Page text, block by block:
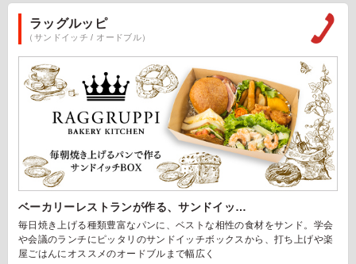
ラッグルッピ
（サンドイッチ / オードブル）
ベーカリーレストランが作る、サンドイッ…
毎日焼き上げる種類豊富なパンに、ベストな相性の食材をサンド。学会
や会議のランチにピッタリのサンドイッチボックスから、打ち上げや楽
屋ごはんにオススメのオードブルまで幅広く